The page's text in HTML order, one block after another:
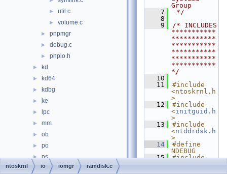
► util.c
► volume.c
► pnpmgr
► debug.c
► pnpio.h
► kd
► kd64
► kdbg
► ke
► lpc
► mm
► ob
► po
► ps
► rtl
Group
    7
*/
    8
    9
/* INCLUDES
***********
***********
***********
***********
***********
***********
*/
   10
   11
#include
<ntoskrnl.h
>
   12
#include
<initguid.h
>
   13
#include
<ntddrdsk.h
>
   14
#define
NDEBUG
   15
#include
ntoskrnl io iomgr ramdisk.c